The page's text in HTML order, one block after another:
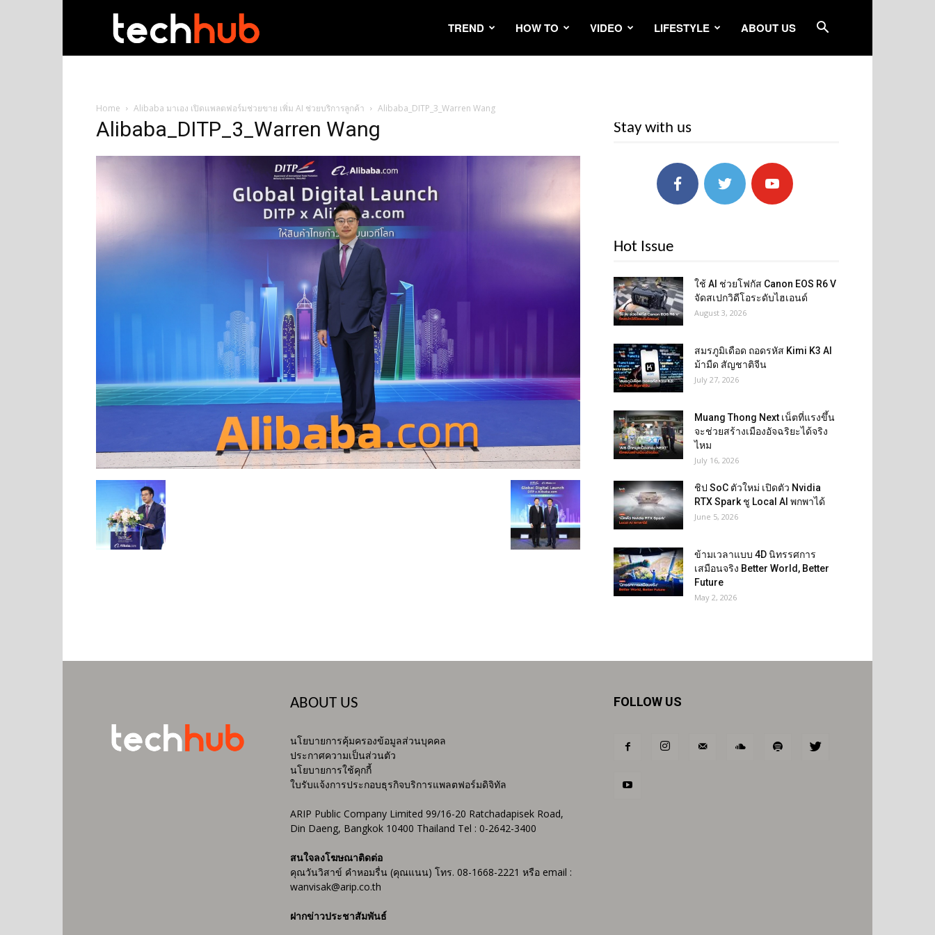
TREND HOW TO VIDEO LIFESTYLE ABOUT US
Home Alibaba มาเอง เปิดแพลตฟอร์มช่วยขาย เพิ่ม AI ช่วยบริการลูกค้า Alibaba_DITP_3_Warren Wang
Alibaba_DITP_3_Warren Wang Stay with us
Hot Issue
ใช้ AI ช่วยโฟกัส Canon EOS R6 V
จัดสเปกวิดีโอระดับไฮเอนด์
August 3, 2026
สมรภูมิเดือด ถอดรหัส Kimi K3 AI
ม้ามืด สัญชาติจีน
July 27, 2026
Muang Thong Next เน็ตที่แรงขึ้น
จะช่วยสร้างเมืองอัจฉริยะได้จริง
ไหม
July 16, 2026
ชิป SoC ตัวใหม่ เปิดตัว Nvidia
RTX Spark ชู Local AI พกพาได้
June 5, 2026
ข้ามเวลาแบบ 4D นิทรรศการ
เสมือนจริง Better World, Better
Future
May 2, 2026
ABOUT US
นโยบายการคุ้มครองข้อมูลส่วนบุคคล
ประกาศความเป็นส่วนตัว
นโยบายการใช้คุกกี้
ใบรับแจ้งการประกอบธุรกิจบริการแพลตฟอร์มดิจิทัล
ARIP Public Company Limited 99/16-20 Ratchadapisek Road,
Din Daeng, Bangkok 10400 Thailand Tel : 0-2642-3400
สนใจลงโฆษณาติดต่อ
คุณวันวิสาข์ คำหอมรื่น (คุณแนน) โทร. 08-1668-2221 หรือ email :
wanvisak@arip.co.th
ฝากข่าวประชาสัมพันธ์
FOLLOW US